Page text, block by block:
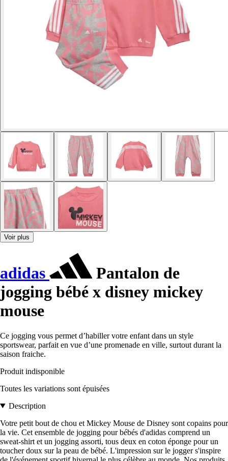
Voir plus
adidas
Pantalon de
jogging bébé x disney mickey
mouse
Ce jogging vous permet d’habiller votre enfant dans un style
sportswear, parfait en vue d’une promenade en ville, surtout durant la
saison fraiche.
Produit indisponible
Toutes les variations sont épuisées
Description
Votre petit bout de chou et Mickey Mouse de Disney sont copains pour
la vie. Cet ensemble de jogging pour bébés d'adidas comprend un
sweat-shirt et un jogging assorti, tous deux en coton éponge pour un
toucher doux sur la peau de bébé. L'impression sur le jogger s'inspire